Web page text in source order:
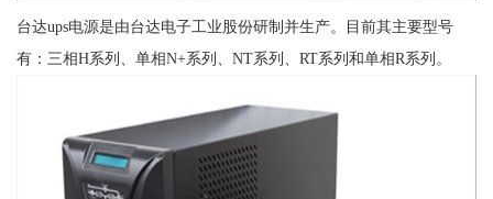
台达ups电源是由台达电子工业股份研制并生产。目前其主要型号
有：三相H系列、单相N+系列、NT系列、RT系列和单相R系列。